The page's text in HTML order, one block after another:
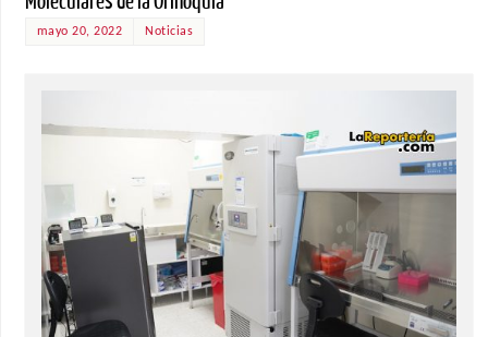
mayo 20, 2022 Noticias